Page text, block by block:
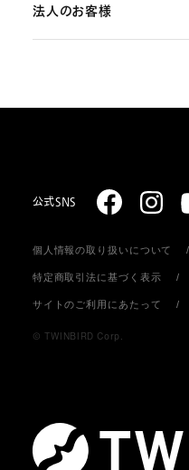
部品・消耗品のご注文
ご利用ガイド（初めての方）
お届けについて
返品・キャンセル
メールマガジンについて
法人のお客様
公式SNS
個人情報の取り扱いについて
特定商取引法に基づく表示
サイトのご利用にあたって
© TWINBIRD Corp.